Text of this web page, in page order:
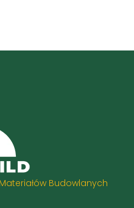
Budowlanych